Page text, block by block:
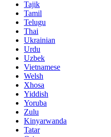
Tajik
Tamil
Telugu
Thai
Ukrainian
Urdu
Uzbek
Vietnamese
Welsh
Xhosa
Yiddish
Yoruba
Zulu
Kinyarwanda
Tatar